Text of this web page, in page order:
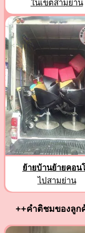
ในเขตสามย่าน
ย้ายบ้านย้ายคอน
ไปสามย่าน
++คำติชมของลูก